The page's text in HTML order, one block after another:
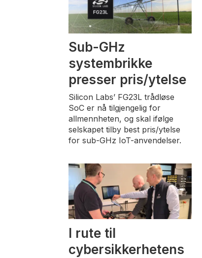
Sub-GHz
systembrikke
presser pris/ytelse
Silicon Labs’ FG23L trådløse
SoC er nå tilgjengelig for
allmennheten, og skal ifølge
selskapet tilby best pris/ytelse
for sub-GHz IoT-anvendelser.
I rute til
cybersikkerhetens